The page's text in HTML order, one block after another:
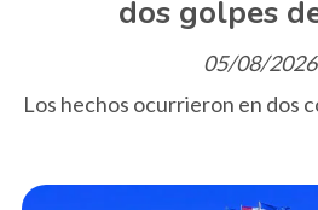
dos golpes
05/08/2026
Los hechos ocurrieron en dos